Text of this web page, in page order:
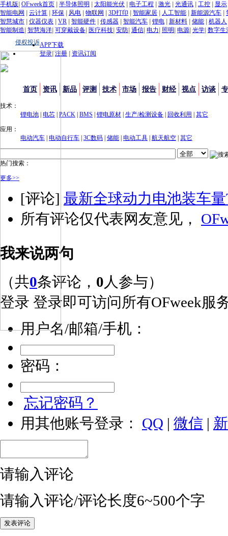
手机版 OFweek首页 半导体照明 太阳能光伏 电子工程 激光 光通讯 工控
显示
智能电网
云计算 环保 风电 物联网 3D打印 智能家居 人工智能 新能源汽车
智慧城市
仪器仪表 VR 智能硬件 传感器 智能汽车 锂电 新材料 储能
机器人
智能制造 智慧海洋 可穿戴设备 医疗科技 安防 通信 电力 照明 电源 光学 数字生
侵权投诉APP下载
登录| 注册 资讯订阅
首页 资讯 新品 评测 技术 市场 报告 财经 视点 访谈
技术：
锂电池 电芯 PACK BMS 锂电原材 生产/检测设备 回收利用 其它
应用：
电动汽车 电动自行车 3C数码 储能 电动工具 航天航空 其它
热门搜索：
更多>>
[评论] 最新全球动力电池装车
所有评论仅代表网友意见，
我来说两句
（共0条评论， 0 人参与）
登录 登录即可访问所有OFweek服
用户名/邮箱/手机：
密码：
忘记密码？
用其他账号登录： QQ | 微信 |
请输入评论
请输入评论/评论长度6~500个字